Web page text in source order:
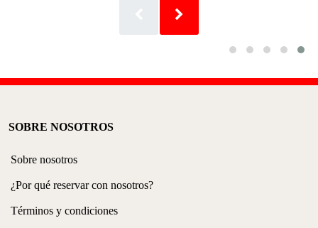
SOBRE NOSOTROS
Sobre nosotros
¿Por qué reservar con nosotros?
Términos y condiciones